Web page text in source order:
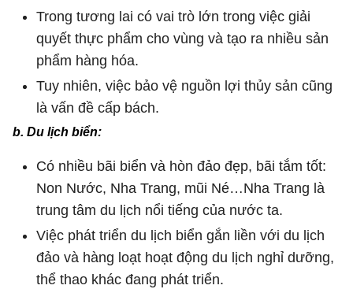
Trong tương lai có vai trò lớn trong việc giải
quyết thực phẩm cho vùng và tạo ra nhiều sản
phẩm hàng hóa.
Tuy nhiên, việc bảo vệ nguồn lợi thủy sản cũng
là vấn đề cấp bách.
b. Du lịch biển:
Có nhiều bãi biển và hòn đảo đẹp, bãi tắm tốt:
Non Nước, Nha Trang, mũi Né…Nha Trang là
trung tâm du lịch nổi tiếng của nước ta.
Việc phát triển du lịch biển gắn liền với du lịch
đảo và hàng loạt hoạt động du lịch nghỉ dưỡng,
thể thao khác đang phát triển.